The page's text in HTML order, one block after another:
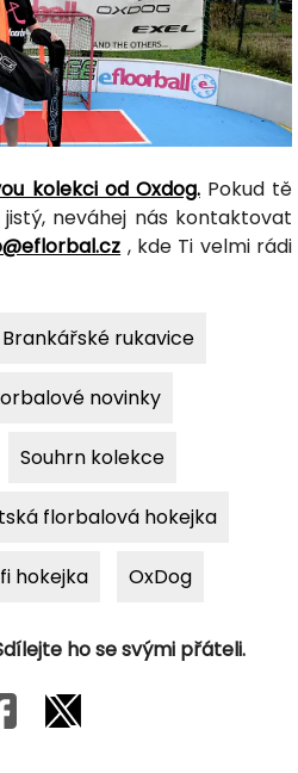
kolekci od Oxdog.Pokud tě
neváhej nás kontaktovat
, kde Ti velmi rádi
Brankářské rukavice
novinky
Souhrn kolekce
florbalová hokejka
hokejka OxDog
ho se svými přáteli.